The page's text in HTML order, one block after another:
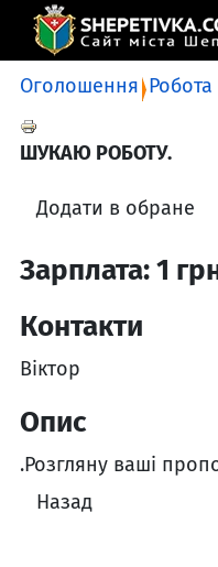
Оголошення Робота
ШУКАЮ РОБОТУ.
Додати в обране
Зарплата: 1
Контакти
Віктор
Опис
.Розгляну ваші
Назад